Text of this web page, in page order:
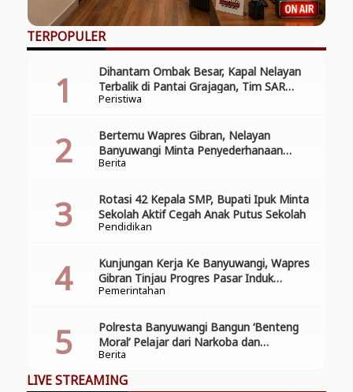
TERPOPULER
Peristiwa
Dihantam Ombak Besar, Kapal Nelayan
Terbalik di Pantai Grajagan, Tim SAR
Gabungan Laksanakan Operasi Pencarian
Berita
Bertemu Wapres Gibran, Nelayan
Banyuwangi Minta Penyederhanaan
Perizinan
Pendidikan
Rotasi 42 Kepala SMP, Bupati Ipuk Minta
Sekolah Aktif Cegah Anak Putus Sekolah
Pemerintahan
Kunjungan Kerja Ke Banyuwangi, Wapres
Gibran Tinjau Progres Pasar Induk
Banyuwang
Berita
Polresta Banyuwangi Bangun ‘Benteng
Moral’ Pelajar dari Narkoba dan
Pelanggaran Lalu Lintas
LIVE STREAMING